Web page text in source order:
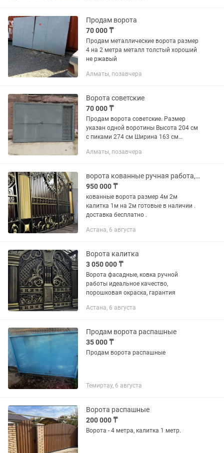
Продам ворота
70 000 ₸
Продам металлические ворота размер
4 на 2 метра металл толстый хороший
не ржавый
Алматы, позавчера
Ворота советские
70 000 ₸
Продам ворота советские. Размер
указан одной воротины Высота 204 см
с пиками 274 см Ширина 163 см
Алматы, позавчера
ворота кованные ручная работа, порошковая окраска размеры 4,0 / 2,0м к 1,0
950 000 ₸
кованные ворота размер 4м 2м
калитка 1м на 2м готовые в наличии .
доставка бесплатно .
Астана, 6 августа
Ворота калитка
3 050 000 ₸
Ворота фасадные, ковка ручной
работы идеальное качество,
порошковая окраска, гарантия
Астана, 6 августа
Продам ворота распашные
35 000 ₸
Продам ворота распашные
Темиртау, 6 августа
Ворота распашные
200 000 ₸
Ворота - 4 метра, калитка 1 метр.